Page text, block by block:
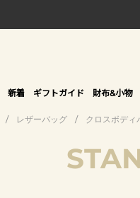
8/17(月
贈る相
新着 ギフトガイド 財布&小物
/ レザーバッグ / クロスボディ